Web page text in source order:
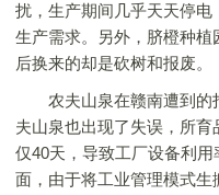
扰，生产期间几乎天天停电
生产需求。另外，脐橙种
后换来的却是砍树和报废。
农夫山泉在赣南遭到的
夫山泉也出现了失误，所
仅40天，导致工厂设备利
面，由于将工业管理模式